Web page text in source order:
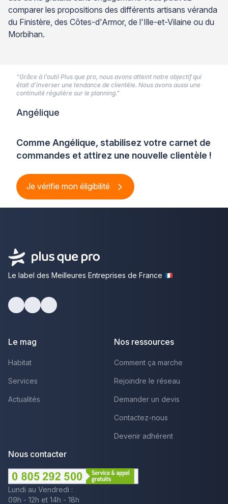
comparer les propositions des différents artisans véranda
du Finistère, des Côtes-d'Armor, de l'Ille-et-Vilaine ou du
Morbihan.
Comme Angélique, stabilisez votre carnet de
commandes et attirez une nouvelle clientèle !
Je vérifie mon éligibilité
“Grâce à l’outil Plus que pro, nous avons atteint notre objectif qui
était d’inverser une tendance de clientèle. Nous avons aussi une
continuité régulière sur le planning.”
Angélique
Le label des Meilleures Entreprises de France
Le mag
Habitat
Services
Actualités
Nos ressources
Comment ça marche
Rejoindre le réseau
Demander un devis
Contactez-nous
Devenir adhérent
Nous contacter
Lundi au Vendredi :
09h - 12h et 14h - 18h